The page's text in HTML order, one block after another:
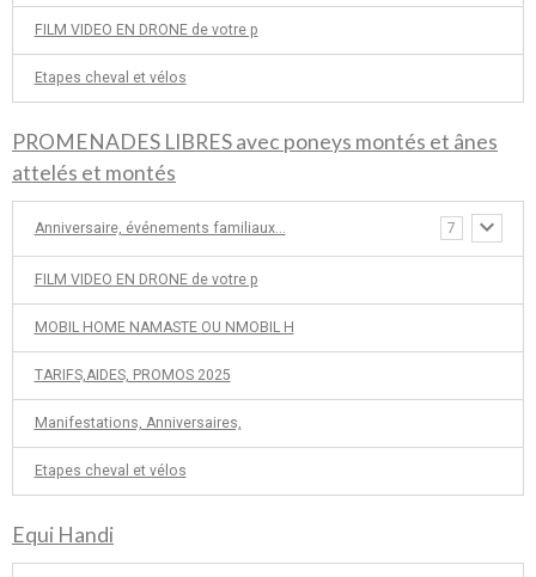
FILM VIDEO EN DRONE de votre p
Etapes cheval et vélos
PROMENADES LIBRES avec poneys montés et ânes
attelés et montés
Anniversaire, événements familiaux... 7
FILM VIDEO EN DRONE de votre p
MOBIL HOME NAMASTE OU NMOBIL H
TARIFS,AIDES, PROMOS 2025
Manifestations, Anniversaires,
Etapes cheval et vélos
Equi Handi